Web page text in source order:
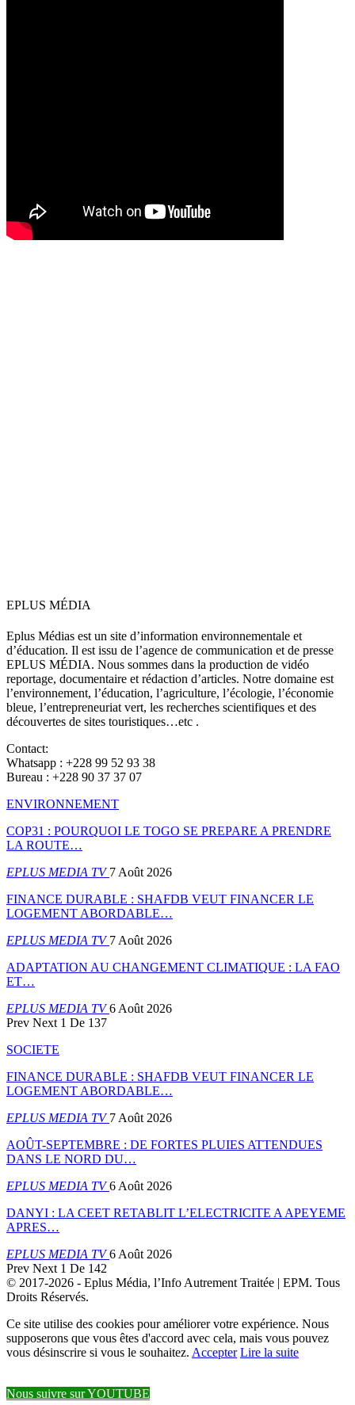
EPLUS MÉDIA
Eplus Médias est un site d’information environnementale et
d’éducation. Il est issu de l’agence de communication et de presse
EPLUS MÉDIA. Nous sommes dans la production de vidéo
reportage, documentaire et rédaction d’articles. Notre domaine est
l’environnement, l’éducation, l’agriculture, l’écologie, l’économie
bleue, l’entrepreneuriat vert, les recherches scientifiques et des
découvertes de sites touristiques…etc .
Contact:
Whatsapp : +228 99 52 93 38
Bureau : +228 90 37 37 07
ENVIRONNEMENT
COP31 : POURQUOI LE TOGO SE PREPARE A PRENDRE
LA ROUTE…
EPLUS MEDIA TV7 Août 2026
FINANCE DURABLE : SHAFDB VEUT FINANCER LE
LOGEMENT ABORDABLE…
EPLUS MEDIA TV7 Août 2026
ADAPTATION AU CHANGEMENT CLIMATIQUE : LA FAO
ET…
EPLUS MEDIA TV6 Août 2026
Prev Next 1 De 137
SOCIETE
FINANCE DURABLE : SHAFDB VEUT FINANCER LE
LOGEMENT ABORDABLE…
EPLUS MEDIA TV7 Août 2026
AOÛT-SEPTEMBRE : DE FORTES PLUIES ATTENDUES
DANS LE NORD DU…
EPLUS MEDIA TV6 Août 2026
DANYI : LA CEET RETABLIT L’ELECTRICITE A APEYEME
APRES…
EPLUS MEDIA TV6 Août 2026
Prev Next 1 De 142
© 2017-2026 - Eplus Média, l’Info Autrement Traitée | EPM. Tous
Droits Réservés.
Ce site utilise des cookies pour améliorer votre expérience. Nous
supposerons que vous êtes d'accord avec cela, mais vous pouvez
vous désinscrire si vous le souhaitez. Accepter Lire la suite
Nous suivre sur YOUTUBE